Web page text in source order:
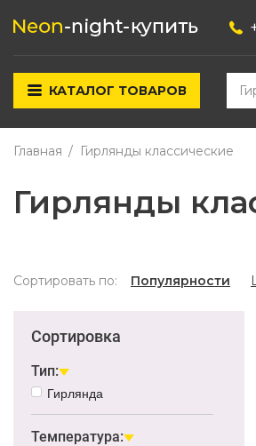
КАТАЛОГ ТОВАРОВ
Главная Гирлянды классические
Гирлянды
Сортировать по: Популярности
Сортировка
Тип:
Гирлянда
Температура: